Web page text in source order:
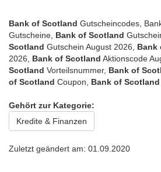
Bank of Scotland Gutscheincodes,
Gutscheine, Bank of Scotland
Scotland Gutschein August 2026, Bank
2026, Bank of Scotland Aktionscode
Scotland Vorteilsnummer, Bank of
of Scotland Coupon, Bank of Scotland
Gehört zur Kategorie:
Kredite & Finanzen
Zuletzt geändert am: 01.09.2020